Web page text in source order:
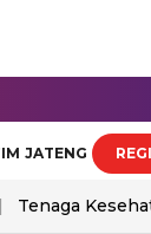
JATENG
Tenaga